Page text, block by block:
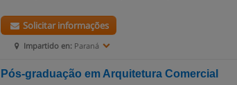
Impartido en: Paraná
Solicitar informações
Pós-graduação em Arquitetura Comercial